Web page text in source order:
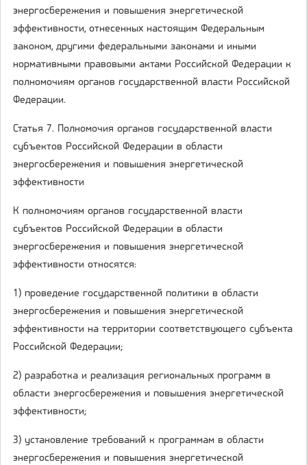
энергосбережения и повышения энергетической
эффективности, отнесенных настоящим Федеральным
законом, другими федеральными законами и иными
нормативными правовыми актами Российской Федерации к
полномочиям органов государственной власти Российской
Федерации.
Статья 7. Полномочия органов государственной власти
субъектов Российской Федерации в области
энергосбережения и повышения энергетической
эффективности
К полномочиям органов государственной власти
субъектов Российской Федерации в области
энергосбережения и повышения энергетической
эффективности относятся:
1) проведение государственной политики в области
энергосбережения и повышения энергетической
эффективности на территории соответствующего субъекта
Российской Федерации;
2) разработка и реализация региональных программ в
области энергосбережения и повышения энергетической
эффективности;
3) установление требований к программам в области
энергосбережения и повышения энергетической